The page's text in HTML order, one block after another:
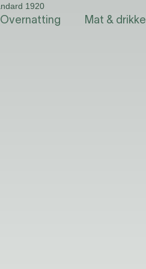
Overnatting Mat & drikke